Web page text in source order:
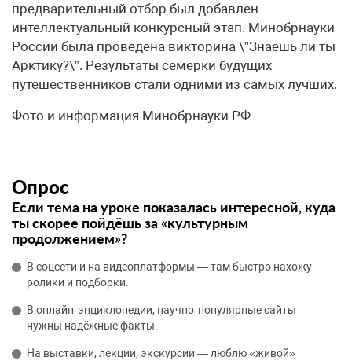
предварительный отбор был добавлен
интеллектуальный конкурсный этап. Минобрнауки
России была проведена викторина \”Знаешь ли ты
Арктику?\”. Результаты семерки будущих
путешественников стали одними из самых лучших.
Фото и информация Минобрнауки РФ
Опрос
Если тема на уроке показалась интересной, куда
ты скорее пойдёшь за «культурным
продолжением»?
В соцсети и на видеоплатформы — там быстро нахожу
ролики и подборки.
В онлайн‑энциклопедии, научно‑популярные сайты —
нужны надёжные факты.
На выставки, лекции, экскурсии — люблю «живой»